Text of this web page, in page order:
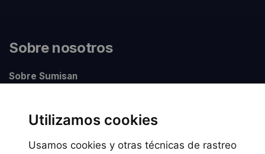
Utilizamos cookies
Usamos cookies y otras técnicas de rastreo
Sobre nosotros
Sobre Sumisan